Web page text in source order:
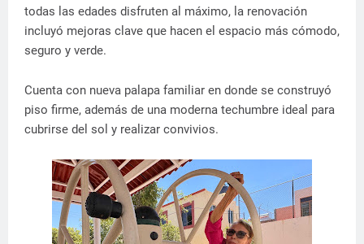
todas las edades disfruten al máximo, la renovación
incluyó mejoras clave que hacen el espacio más cómodo,
seguro y verde.
Cuenta con nueva palapa familiar en donde se construyó
piso firme, además de una moderna techumbre ideal para
cubrirse del sol y realizar convivios.